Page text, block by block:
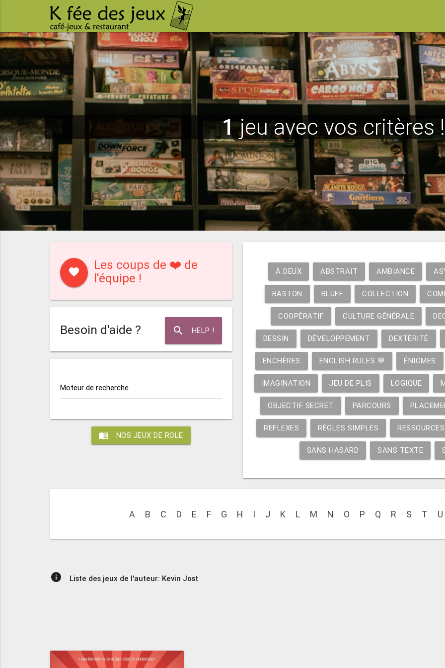
1jeu avec vos critères !
favorite
Les coups de ❤️ de
l'équipe !
search HELP !
Besoin d'aide ?
Moteur de recherche
menu_book NOS JEUX DE ROLE
À DEUX ABSTRAIT AMBIANCE
BASTON BLUFF COLLECTION
COOPÉRATIF CULTURE GÉNÉRALE
DESSIN DÉVELOPPEMENT DEXTÉRITÉ
ENCHÈRES ENGLISH RULES 💬 ÉNIGMES
IMAGINATION JEU DE PLIS LOGIQUE
OBJECTIF SECRET PARCOURS
REFLEXES RÈGLES SIMPLES RESSOURCES
SANS HASARD SANS TEXTE
A B C D E F G H I J K L M N O P Q R S T U
info Liste des jeux de l'auteur: Kevin Jost